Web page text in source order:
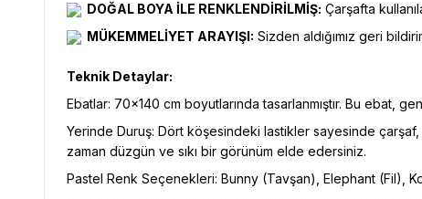
DOĞAL BOYA İLE RENKLENDİRİLMİŞ: Çarşafta
MÜKEMMELİYET ARAYIŞI: Sizden aldığımız geri
Teknik Detaylar:
Ebatlar: 70x140 cm boyutlarında tasarlanmıştır. Bu ebat,
Yerinde Duruş: Dört köşesindeki lastikler sayesinde çarşaf,
zaman düzgün ve sıkı bir görünüm elde edersiniz.
Pastel Renk Seçenekleri: Bunny (Tavşan), Elephant (Fil),